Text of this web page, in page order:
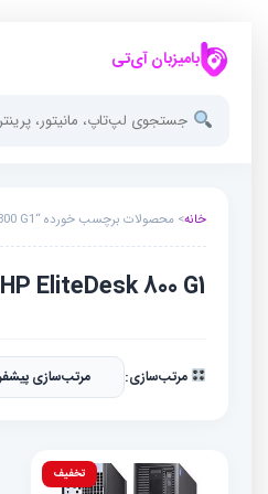
بامیزبان آی‌تی
خانه> محصولات برچسب خورده “HP EliteDesk 800 G1”
HP EliteDesk 800 G1
مرتب‌سازی:
تخفیف